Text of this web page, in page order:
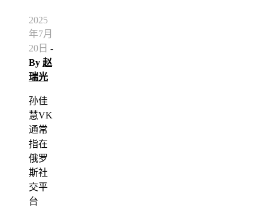
2025
年7月
20日 -
By 赵
瑞光
孙佳
慧VK
通常
指在
俄罗
斯社
交平
台